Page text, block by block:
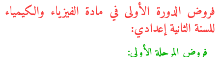
فروض الدورة الأولى في مادة الفيزياء والكيمياء
للسنة الثانية إعدادي:
فروض المرحلة الأولى: